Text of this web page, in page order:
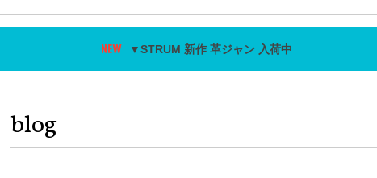
▼STRUM 新作 革ジャン 入荷中
blog